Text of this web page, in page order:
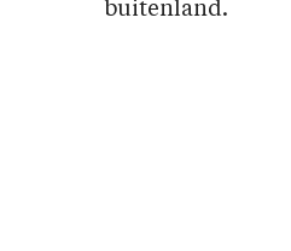
buitenland.